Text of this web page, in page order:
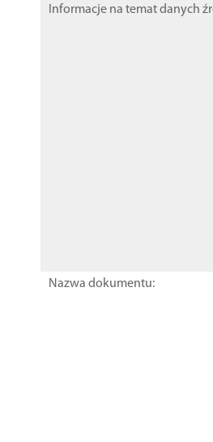
Informacje na temat danych
Nazwa dokumentu: